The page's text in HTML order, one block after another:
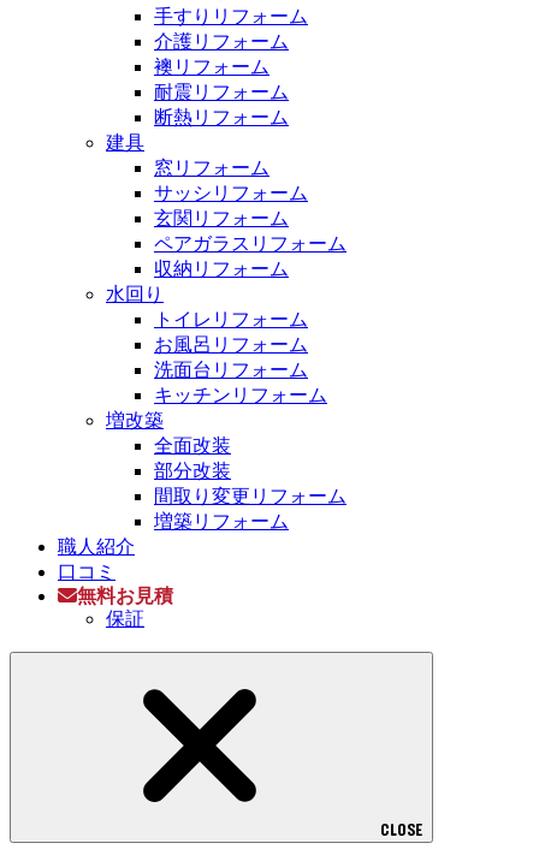
手すりリフォーム
介護リフォーム
襖リフォーム
耐震リフォーム
断熱リフォーム
建具
窓リフォーム
サッシリフォーム
玄関リフォーム
ペアガラスリフォーム
収納リフォーム
水回り
トイレリフォーム
お風呂リフォーム
洗面台リフォーム
キッチンリフォーム
増改築
全面改装
部分改装
間取り変更リフォーム
増築リフォーム
職人紹介
口コミ
無料お見積
保証
CLOSE